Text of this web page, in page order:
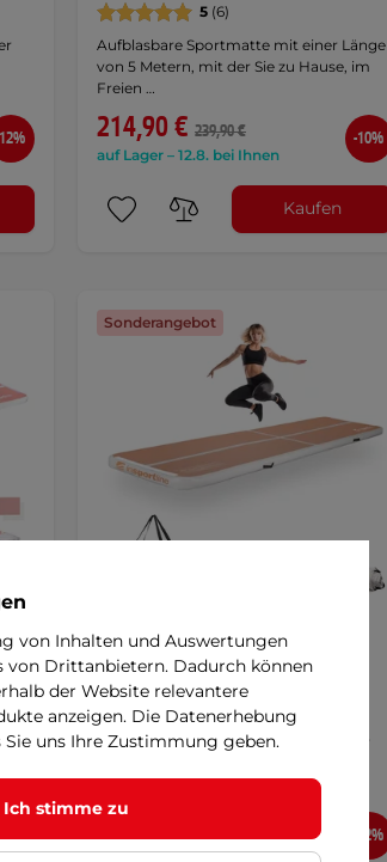
5(6)
Aufblasbare Sportmatte mit einer Länge
von 5 Metern, mit der Sie zu Hause, im
Freien …
214,90 € 239,90 €
auf Lager – 12.8. bei Ihnen
-10%
Kaufen
-8%
Sonderangebot
Airtrack inSPORTline Airstunt
400x100x10 cm Mocha Mousse
SALE
Eine aufblasbare Sportmatte mit einer
174,90 €
auf Lager – 12.8. bei Ihnen
-12%
von Inhalten und Auswertungen
von Drittanbietern. Dadurch können
der Website relevantere
anzeigen. Die Datenerhebung
uns Ihre Zustimmung geben.
Ich stimme zu